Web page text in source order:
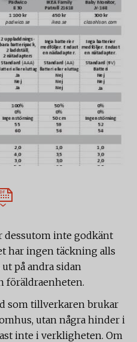
dessutom inte godkänt
har ingen täckning alls
på andra sidan
föräldraenheten.
som tillverkaren brukar
utan några hinder i
inte i verkligheten. Om